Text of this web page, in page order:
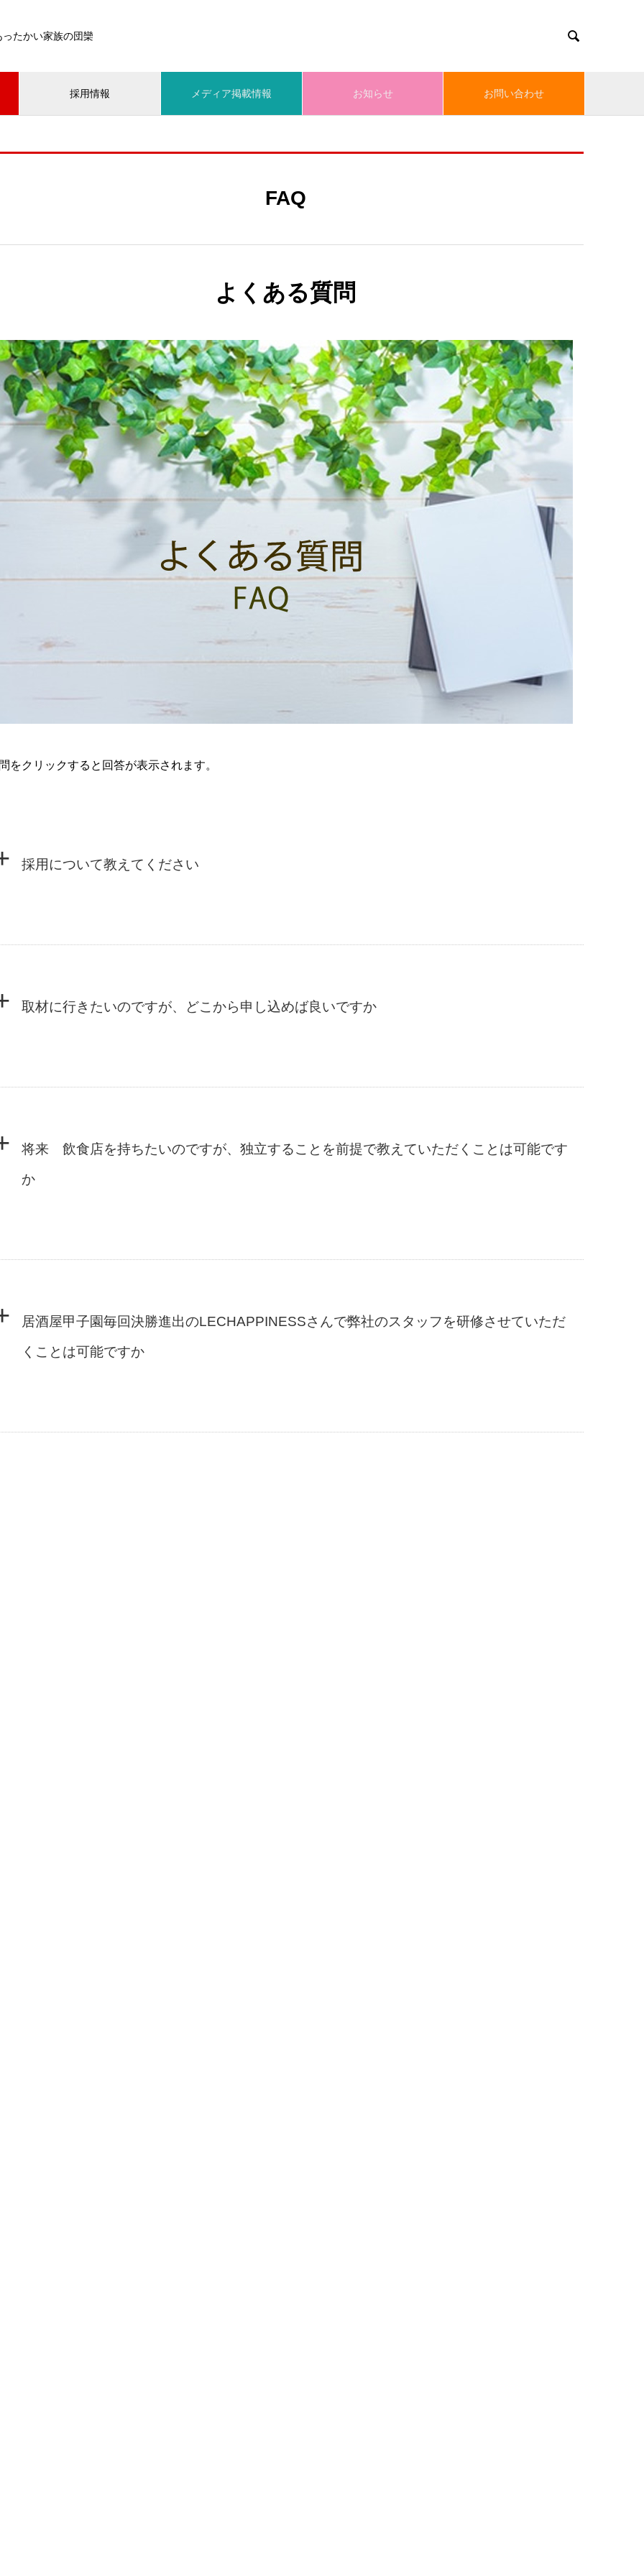
たかい家族の団欒 
採用情報 メディア掲載情報 お知らせ お問い合わせ
FAQ
よくある質問
をクリックすると回答が表示されます。
採用について教えてください
取材に行きたいのですが、どこから申し込めば良いですか
将来 飲食店を持ちたいのですが、独立することを前提で教えていただくことは可能です
か
居酒屋甲子園毎回決勝進出のLECHAPPINESSさんで弊社のスタッフを研修させていただ
くことは可能ですか